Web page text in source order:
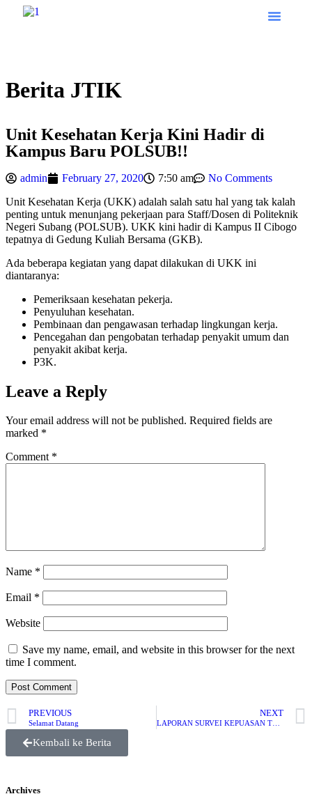
Berita JTIK
Unit Kesehatan Kerja Kini Hadir di
Kampus Baru POLSUB!!
admin February 27, 2020 7:50 am
No Comments
Unit Kesehatan Kerja (UKK) adalah salah satu hal yang tak kalah
penting untuk menunjang pekerjaan para Staff/Dosen di Politeknik
Negeri Subang (POLSUB). UKK kini hadir di Kampus II Cibogo
tepatnya di Gedung Kuliah Bersama (GKB).
Ada beberapa kegiatan yang dapat dilakukan di UKK ini
diantaranya:
Pemeriksaan kesehatan pekerja.
Penyuluhan kesehatan.
Pembinaan dan pengawasan terhadap lingkungan kerja.
Pencegahan dan pengobatan terhadap penyakit umum dan
penyakit akibat kerja.
P3K.
Leave a Reply
Your email address will not be published. Required fields are
marked *
Comment *
Name *
Email *
Website
Save my name, email, and website in this browser for the next
time I comment.
PREVIOUS
Selamat Datang
NEXT
LAPORAN SURVEI KEPUASAN TERHADAP LAYANAN KEPADA MAHASISWA TAHUN 2020
Kembali ke Berita
Archives